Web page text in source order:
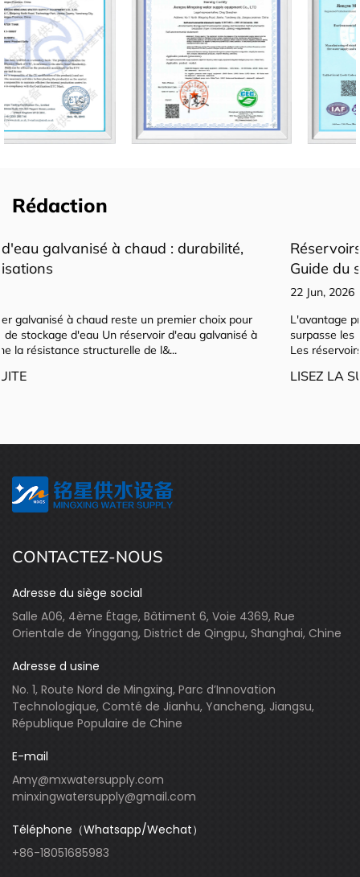
Rédaction
Réservoirs d'eau sectionnels en acier
Guide du stockage modulaire
L'avantage principal : pourquoi la conception sectionnelle
surpasse les réservoirs soudés dans le stockage d'eau
Les réservoirs d'eau sectionnels en acier inoxydable...
CONTACTEZ-NOUS
Adresse du siège social
Salle A06, 4ème Étage, Bâtiment 6, Voie 4369, Rue
Orientale de Yinggang, District de Qingpu, Shanghai, Chine
Adresse d usine
No. 1, Route Nord de Mingxing, Parc d’Innovation
Technologique, Comté de Jianhu, Yancheng, Jiangsu,
République Populaire de Chine
E-mail
Amy@mxwatersupply.com
minxingwatersupply@gmail.com
Téléphone（Whatsapp/Wechat）
+86-18051685983